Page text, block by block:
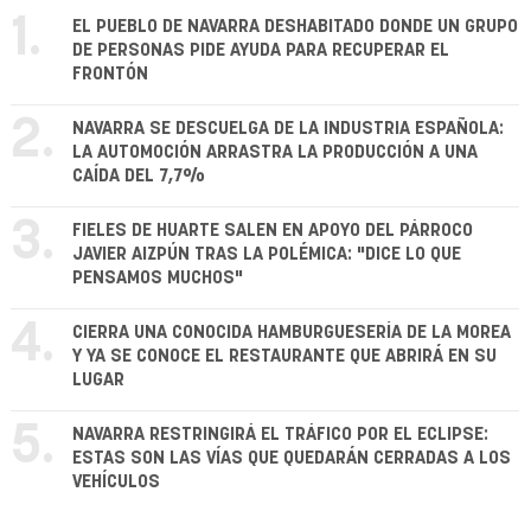
1.
EL PUEBLO DE NAVARRA DESHABITADO DONDE UN GRUPO
DE PERSONAS PIDE AYUDA PARA RECUPERAR EL
FRONTÓN
2.
NAVARRA SE DESCUELGA DE LA INDUSTRIA ESPAÑOLA:
LA AUTOMOCIÓN ARRASTRA LA PRODUCCIÓN A UNA
CAÍDA DEL 7,7%
3.
FIELES DE HUARTE SALEN EN APOYO DEL PÁRROCO
JAVIER AIZPÚN TRAS LA POLÉMICA: "DICE LO QUE
PENSAMOS MUCHOS"
4.
CIERRA UNA CONOCIDA HAMBURGUESERÍA DE LA MOREA
Y YA SE CONOCE EL RESTAURANTE QUE ABRIRÁ EN SU
LUGAR
5.
NAVARRA RESTRINGIRÁ EL TRÁFICO POR EL ECLIPSE:
ESTAS SON LAS VÍAS QUE QUEDARÁN CERRADAS A LOS
VEHÍCULOS